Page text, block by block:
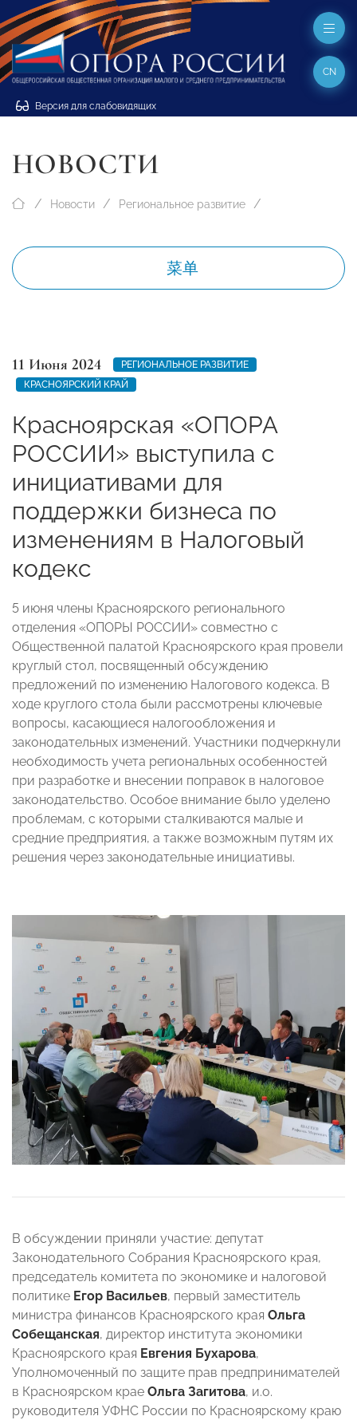
Версия для слабовидящих
CN
НОВОСТИ
Новости Региональное развитие
菜单
11 Июня 2024
РЕГИОНАЛЬНОЕ РАЗВИТИЕ
КРАСНОЯРСКИЙ КРАЙ
Красноярская «ОПОРА
РОССИИ» выступила с
инициативами для
поддержки бизнеса по
изменениям в Налоговый
кодекс
5 июня члены Красноярского регионального
отделения «ОПОРЫ РОССИИ» совместно с
Общественной палатой Красноярского края провели
круглый стол, посвященный обсуждению
предложений по изменению Налогового кодекса. В
ходе круглого стола были рассмотрены ключевые
вопросы, касающиеся налогообложения и
законодательных изменений. Участники подчеркнули
необходимость учета региональных особенностей
при разработке и внесении поправок в налоговое
законодательство. Особое внимание было уделено
проблемам, с которыми сталкиваются малые и
средние предприятия, а также возможным путям их
решения через законодательные инициативы.
В обсуждении приняли участие: депутат
Законодательного Собрания Красноярского края,
председатель комитета по экономике и налоговой
политике Егор Васильев, первый заместитель
министра финансов Красноярского края Ольга
Собещанская, директор института экономики
Красноярского края Евгения Бухарова,
Уполномоченный по защите прав предпринимателей
в Красноярском крае Ольга Загитова, и.о.
руководителя УФНС России по Красноярскому краю